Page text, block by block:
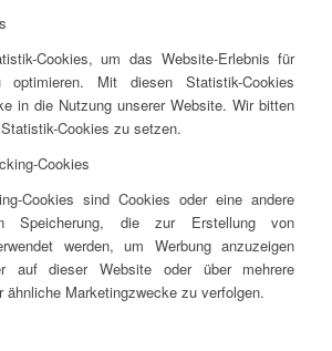
Cookies, um das Website-Erlebnis für
Mit diesen Statistik-Cookies
in die Nutzung unserer Website. Wir bitten
Cookies zu setzen.
Cookies
Cookies sind Cookies oder eine andere
Speicherung, die zur Erstellung von
werden, um Werbung anzuzeigen
auf dieser Website oder über mehrere
ähnliche Marketingzwecke zu verfolgen.